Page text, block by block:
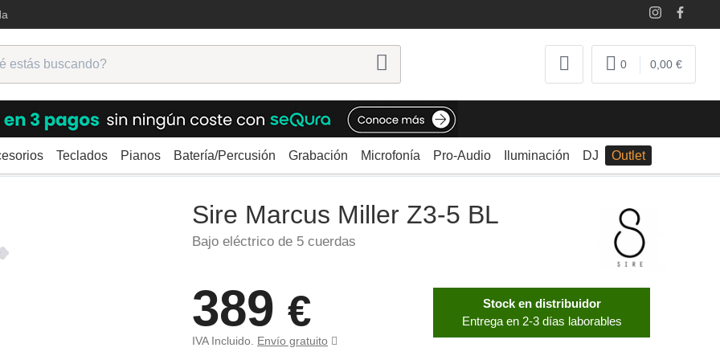
0 0,00 €
Teclados Pianos Batería/Percusión Grabación Microfonía Pro-Audio Iluminación DJ Outlet
Sire Marcus Miller Z3-5 BL
Sire Marcus Miller Z3-5 BL
Bajo eléctrico de 5 cuerdas
389 €
IVA Incluido. Envío gratuito
Stock en distribuidor
Entrega en 2-3 días laborables